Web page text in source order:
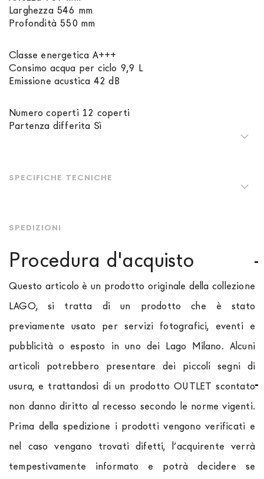
Larghezza 546 mm
Profondità 550 mm
Classe energetica A+++
Consimo acqua per ciclo 9,9 L
Emissione acustica 42 dB
Numero coperti 12 coperti
Partenza differita Sì
SPECIFICHE TECNICHE
SPEDIZIONI
Procedura d'acquisto
Questo articolo è un prodotto originale della collezione
LAGO, si tratta di un prodotto che è stato
previamente usato per servizi fotografici, eventi e
pubblicità o esposto in uno dei Lago Milano. Alcuni
articoli potrebbero presentare dei piccoli segni di
usura, e trattandosi di un prodotto OUTLET scontato
non danno diritto al recesso secondo le norme vigenti.
Prima della spedizione i prodotti vengono verificati e
nel caso vengano trovati difetti, l’acquirente verrà
tempestivamente informato e potrà decidere se